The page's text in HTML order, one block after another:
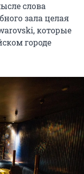
слова
зала целая
которые
городе